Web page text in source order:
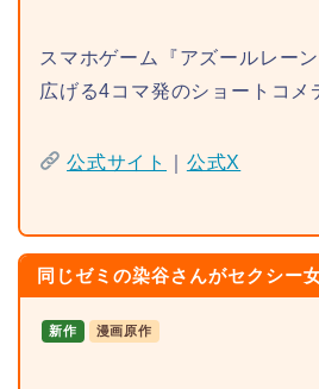
スマホゲーム『アズールレー
広げる4コマ発のショートコメ
公式サイト 公式X
同じゼミの染谷さんがセクシー
新作 漫画原作